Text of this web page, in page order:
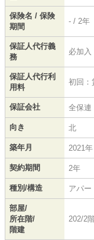
保険名 / 保険
期間
- / 2年
保証人代行義
務
必加入
保証人代行利
用料
初回：
保証会社 全保連
向き 北
築年月 2021
契約期間 2年
種別/構造 アパー
部屋/
所在階/
階建
202/2